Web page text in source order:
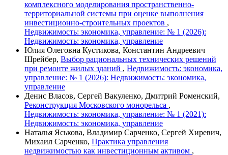
комплексного моделирования пространственно-
территориальной системы при оценке выполнения
инвестиционно-строительных проектов ,
Недвижимость: экономика, управление: № 1 (2026):
Недвижимость: экономика, управление
Юлия Олеговна Кустикова, Константин Андреевич
Шрейбер, Выбор рациональных технических решений
при ремонте жилых зданий , Недвижимость: экономика,
управление: № 1 (2026): Недвижимость: экономика,
управление
Денис Власов, Сергей Вакуленко, Дмитрий Роменский,
Реконструкция Московского монорельса ,
Недвижимость: экономика, управление: № 1 (2021):
Недвижимость: экономика, управление
Наталья Яськова, Владимир Сарченко, Сергей Хиревич,
Михаил Сарченко, Практика управления
недвижимостью как инвестиционным активом ,